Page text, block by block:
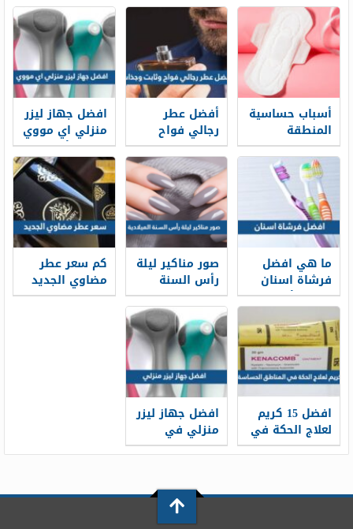
أسباب حساسية
المنطقة
الحساسة
وأفضل فوط
نسائية لاتسبب
حساسية
أفضل عطر
رجالي فواح
وثابت وجذاب
2026
افضل جهاز ليزر
منزلي اي مووي
2026 بالأسعار
ما هي افضل
فرشاة اسنان
2026 بالأسعار
صور مناكير ليلة
رأس السنة
الميلادية 2026
كم سعر عطر
مضاوي الجديد
2026
افضل 15 كريم
لعلاج الحكة في
المناطق
افضل جهاز ليزر
منزلي في
السعودية 2026